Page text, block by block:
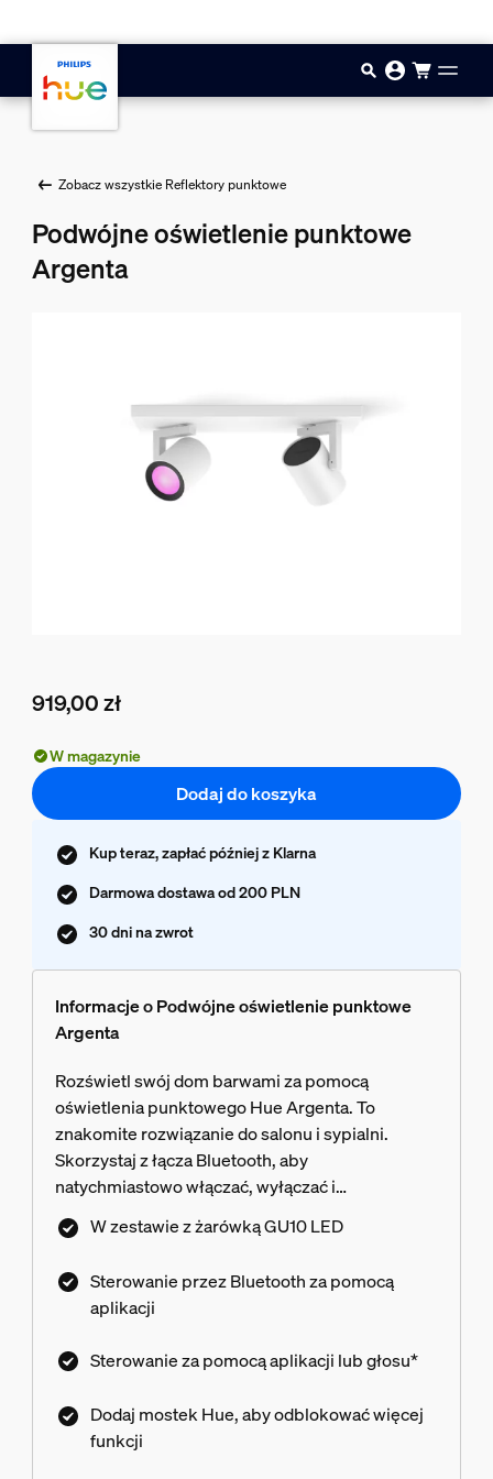
Zobacz wszystkie Reflektory punktowe
Podwójne oświetlenie punktowe
Argenta
919,00 zł
W magazynie
Dodaj do koszyka
Kup teraz, zapłać później z Klarna
Darmowa dostawa od 200 PLN
30 dni na zwrot
Informacje o Podwójne oświetlenie punktowe
Argenta
Rozświetl swój dom barwami za pomocą
oświetlenia punktowego Hue Argenta. To
znakomite rozwiązanie do salonu i sypialni.
Skorzystaj z łącza Bluetooth, aby
natychmiastowo włączać, wyłączać i
przyciemniać światło oraz tworzyć aranżacje
świetlne w jednym pomieszczeniu. Możesz też
uzyskać dostęp do pełnej gamy funkcji.
W zestawie z żarówką GU10 LED
Sterowanie przez Bluetooth za pomocą
aplikacji
Sterowanie za pomocą aplikacji lub głosu*
Dodaj mostek Hue, aby odblokować więcej
funkcji